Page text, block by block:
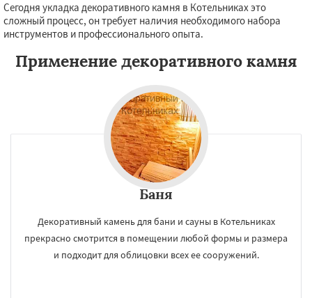
Сегодня укладка декоративного камня в Котельниках это
сложный процесс, он требует наличия необходимого набора
инструментов и профессионального опыта.
Применение декоративного камня
Баня
Декоративный камень для бани и сауны в Котельниках
прекрасно смотрится в помещении любой формы и размера
и подходит для облицовки всех ее сооружений.